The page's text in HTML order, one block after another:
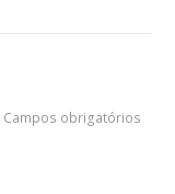
Campos obrigatórios